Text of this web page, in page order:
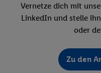
Vernetze dich mit
LinkedIn und stelle
oder
Zu den